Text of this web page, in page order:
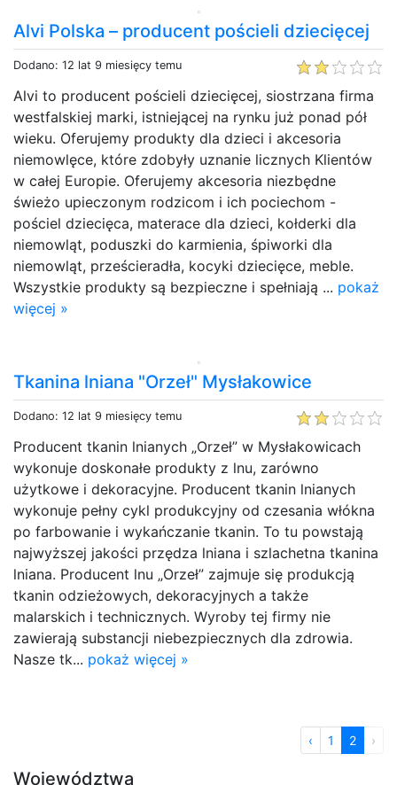
Alvi Polska – producent pościeli dziecięcej
Dodano: 12 lat 9 miesięcy temu
Alvi to producent pościeli dziecięcej, siostrzana firma
westfalskiej marki, istniejącej na rynku już ponad pół
wieku. Oferujemy produkty dla dzieci i akcesoria
niemowlęce, które zdobyły uznanie licznych Klientów
w całej Europie. Oferujemy akcesoria niezbędne
świeżo upieczonym rodzicom i ich pociechom -
pościel dziecięca, materace dla dzieci, kołderki dla
niemowląt, poduszki do karmienia, śpiworki dla
niemowląt, prześcieradła, kocyki dziecięce, meble.
Wszystkie produkty są bezpieczne i spełniają ... pokaż
więcej »
Tkanina lniana "Orzeł" Mysłakowice
Dodano: 12 lat 9 miesięcy temu
Producent tkanin lnianych „Orzeł” w Mysłakowicach
wykonuje doskonałe produkty z lnu, zarówno
użytkowe i dekoracyjne. Producent tkanin lnianych
wykonuje pełny cykl produkcyjny od czesania włókna
po farbowanie i wykańczanie tkanin. To tu powstają
najwyższej jakości przędza lniana i szlachetna tkanina
lniana. Producent lnu „Orzeł” zajmuje się produkcją
tkanin odzieżowych, dekoracyjnych a także
malarskich i technicznych. Wyroby tej firmy nie
zawierają substancji niebezpiecznych dla zdrowia.
Nasze tk... pokaż więcej »
‹ 1 2 ›
Województwa